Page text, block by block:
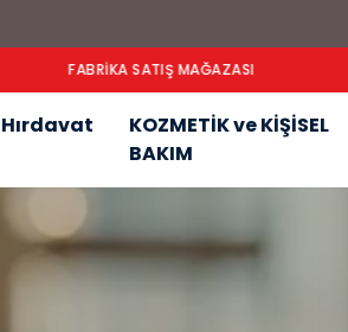
FABRİKA SATIŞ MAĞAZASI
Hırdavat
KOZMETİK ve KİŞİSEL
BAKIM